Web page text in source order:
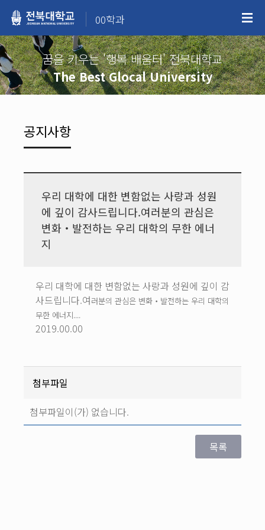
00학과
꿈을 키우는 '행복 배움터' 전북대학교
The Best Glocal University
공지사항
우리 대학에 대한 변함없는 사랑과 성원
에 깊이 감사드립니다.여러분의 관심은
변화‧발전하는 우리 대학의 무한 에너
지
우리 대학에 대한 변함없는 사랑과 성원에 깊이 감
사드립니다.여러분의 관심은 변화‧발전하는 우리 대학의
무한 에너지....
2019.00.00
첨부파일
첨부파일이(가) 없습니다.